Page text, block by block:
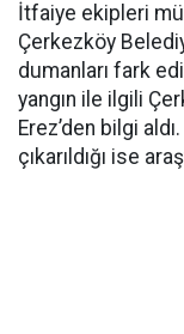
İtfaiye ekipleri
Çerkezköy
dumanları fark
yangın ile ilgili
Erez’den bilgi
çıkarıldığı ise